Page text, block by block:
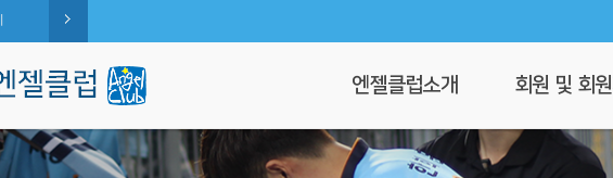
엔젤클럽소개
회장 인사말
회원 및 회
회원가입